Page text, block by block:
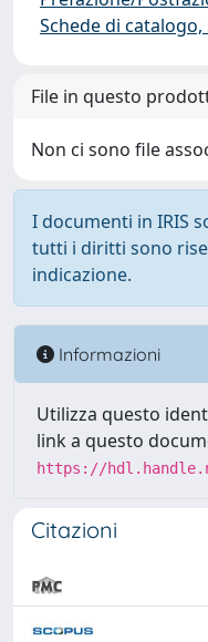
Schede di
File in questo
Non ci sono file
I documenti in IRIS
tutti i diritti sono
indicazione.
Informazioni
Utilizza questo
link a questo
https://
Citazioni